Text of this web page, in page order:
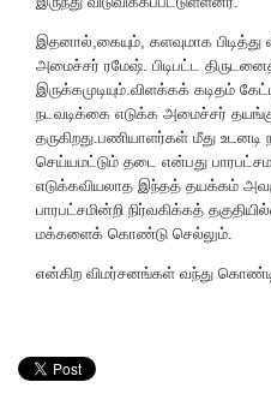
இதனால்,கையும், களவுமாக
அமைச்சர் ரமேஷ். பிடிபட்ட
இருக்கமுடியும்.விளக்கக் கடிதம்
நடவடிக்கை எடுக்க அமைச்சர்
தருகிறது.பணியாளர்கள் மீது
செய்யமட்டும் தடை என்பது
எடுக்கவியலாத இந்தத் தயக்கம்
பாரபட்சமின்றி நிர்வகிக்கத்
மக்களைக் கொண்டு செல்லும்.
என்கிற விமர்சனங்கள் வந்து